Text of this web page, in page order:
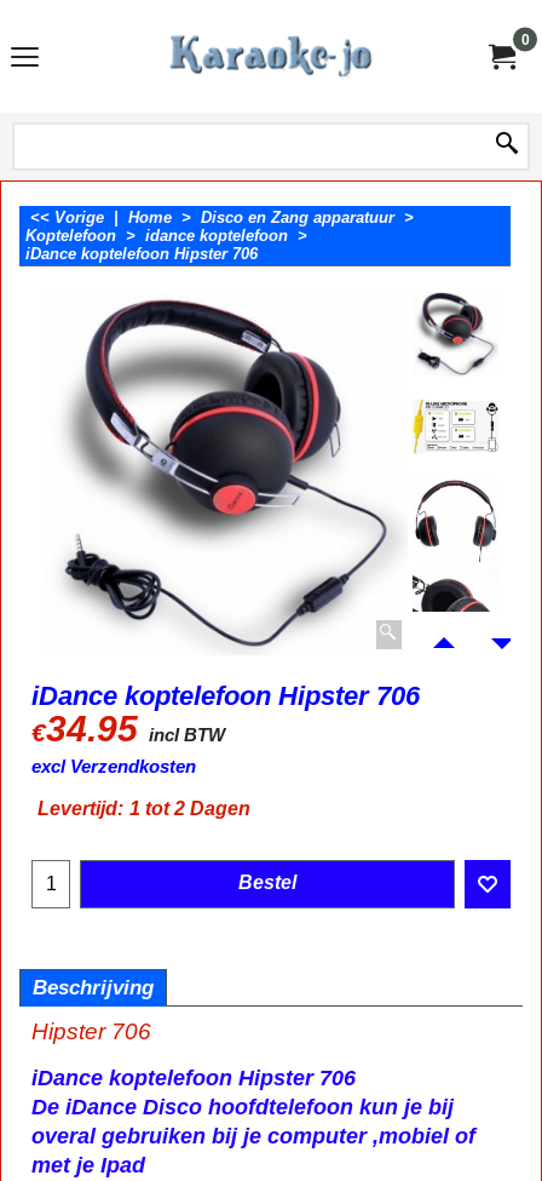
0
<< Vorige Home > Disco en Zang apparatuur>
Koptelefoon > idance koptelefoon >
iDance koptelefoon Hipster 706
iDance koptelefoon Hipster 706
€34.95 incl BTW
excl Verzendkosten
Levertijd: 1 tot 2 Dagen
Bestel
Beschrijving
Hipster 706
iDance koptelefoon Hipster 706
De iDance Disco hoofdtelefoon kun je bij
overal gebruiken bij je computer ,mobiel of
met je Ipad